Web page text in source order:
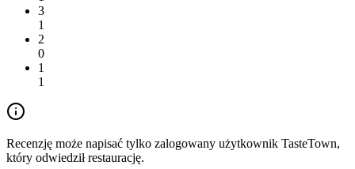
3
1
2
0
1
1
Recenzję może napisać tylko zalogowany użytkownik TasteTown,
który odwiedził restaurację.